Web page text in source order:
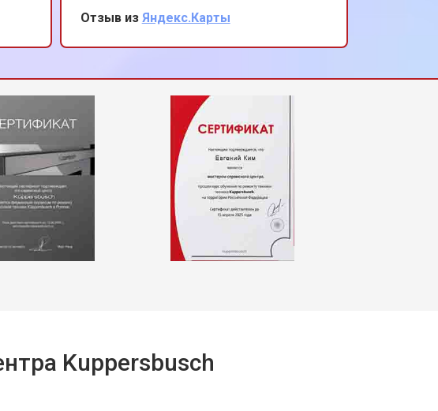
от 1550 ₽
от 2000 ₽
от 1750 ₽ Заказать
Заказать
Заказать
сюда и номер сохранил себе)
Отзыв из Яндекс.Карты
Kuppersbusch